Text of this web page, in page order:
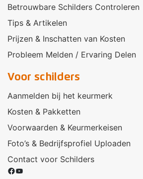
Betrouwbare Schilders Controleren
Tips & Artikelen
Prijzen & Inschatten van Kosten
Probleem Melden / Ervaring Delen
Voor schilders
Aanmelden bij het keurmerk
Kosten & Pakketten
Voorwaarden & Keurmerkeisen
Foto’s & Bedrijfsprofiel Uploaden
Contact voor Schilders
Facebook
YouTube